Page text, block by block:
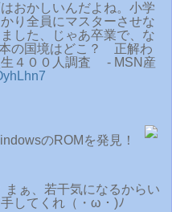
おかしいんだよね。小学
り全員にマスターさせな
した、じゃあ卒業で、な
の国境はどこ？ 正解わ
４００人調査 - MSN産
のROMを発見！
まぁ、若干気になるからい
してくれ（・ω・)ﾉ